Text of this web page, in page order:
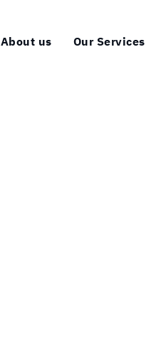
About us Our Services